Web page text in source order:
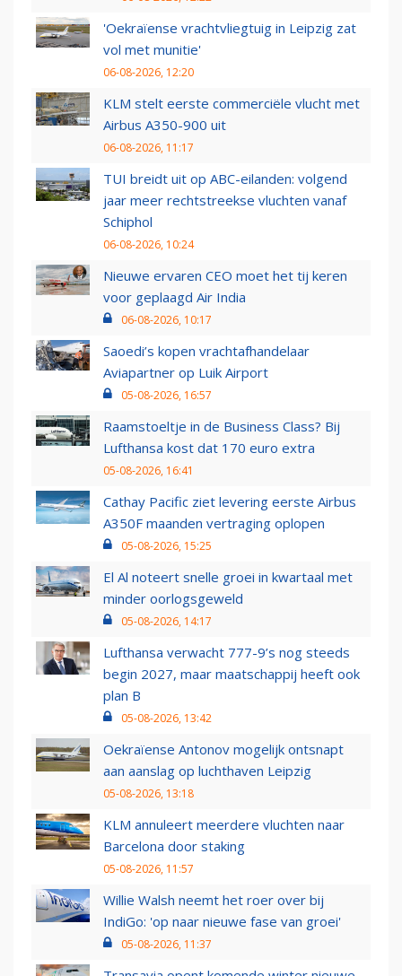
'Oekraïense vrachtvliegtuig in Leipzig zat
vol met munitie'
06-08-2026, 12:20
KLM stelt eerste commerciële vlucht met
Airbus A350-900 uit
06-08-2026, 11:17
TUI breidt uit op ABC-eilanden: volgend
jaar meer rechtstreekse vluchten vanaf
Schiphol
06-08-2026, 10:24
Nieuwe ervaren CEO moet het tij keren
voor geplaagd Air India
06-08-2026, 10:17
Saoedi’s kopen vrachtafhandelaar
Aviapartner op Luik Airport
05-08-2026, 16:57
Raamstoeltje in de Business Class? Bij
Lufthansa kost dat 170 euro extra
05-08-2026, 16:41
Cathay Pacific ziet levering eerste Airbus
A350F maanden vertraging oplopen
05-08-2026, 15:25
El Al noteert snelle groei in kwartaal met
minder oorlogsgeweld
05-08-2026, 14:17
Lufthansa verwacht 777-9’s nog steeds
begin 2027, maar maatschappij heeft ook
plan B
05-08-2026, 13:42
Oekraïense Antonov mogelijk ontsnapt
aan aanslag op luchthaven Leipzig
05-08-2026, 13:18
KLM annuleert meerdere vluchten naar
Barcelona door staking
05-08-2026, 11:57
Willie Walsh neemt het roer over bij
IndiGo: 'op naar nieuwe fase van groei'
05-08-2026, 11:37